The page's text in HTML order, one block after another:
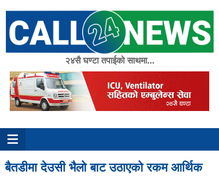
content
२४सै घण्टा तपाईको साथमा...
बैतडीमा देउसी भैलो बाट उठाएको रकम आर्थिक